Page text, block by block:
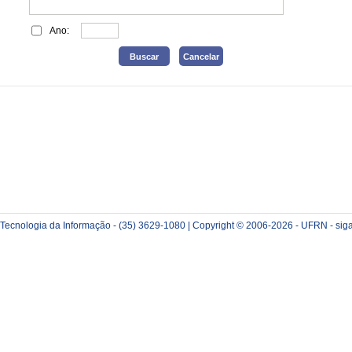
Ano:
da Informação - (35) 3629-1080 | Copyright © 2006-2026 - UFRN -